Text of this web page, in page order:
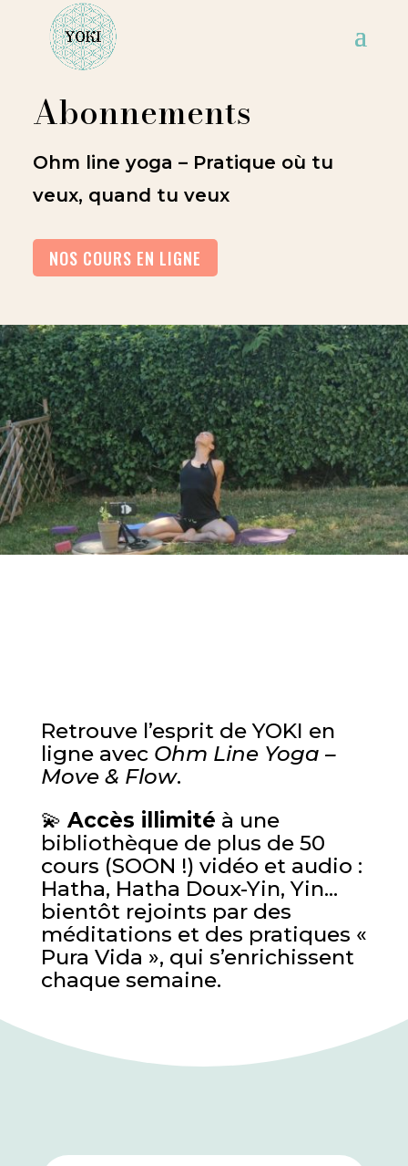
Abonnements
Ohm line yoga – Pratique où tu
veux, quand tu veux
NOS COURS EN LIGNE
Retrouve l’esprit de YOKI en
ligne avec Ohm Line Yoga –
Move & Flow.
💫 Accès illimité à une
bibliothèque de plus de 50
cours (SOON !) vidéo et audio :
Hatha, Hatha Doux-Yin, Yin…
bientôt rejoints par des
méditations et des pratiques «
Pura Vida », qui s’enrichissent
chaque semaine.